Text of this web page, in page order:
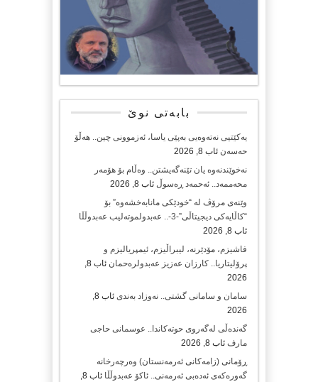
بابەتی نوێ
یەکێتیی نەتەوەیی بەپێی یاسا، ئەزموونی چین.. هەڵۆ
حەسەن ئاب 8, 2026
نەخوێندنەوە یان تێنەگەیشتن.. وەڵام بۆ هۆمەر
محەممەد.. ئەحمەد ڕەسوڵ ئاب 8, 2026
وێنەی مرۆڤ لە “خودێکی مانابەخشەوە” بۆ
“کاڵایەکی دیجیتاڵی”-3-.. عەبدولموتەلیب عەبدوڵڵا
ئاب 8, 2026
فاشیزم، مۆدێرنە، لیبراڵیزم، ئیمپریالیزم و
پرۆلیتاریا.. کارزان عەزیز عەبدولرەحمان
ئاب 8,
2026
سامان و سامانی گشتی.. نەوزاد بەندی
ئاب 8,
2026
گەندەڵی لەگەروی حوتەکاندا.. عوسمانی حاجی
مارف ئاب 8, 2026
ڕۆمانی (زامه‌كانی ئەرمەنستان) وه‌رچه‌رخانه‌
گه‌وره‌كه‌ی ئه‌ده‌بی ئه‌رمه‌نی.. ئاكۆ عه‌بدوڵڵا
ئاب 8,